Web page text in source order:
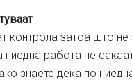
затоа што не
работа не
знаете дека по